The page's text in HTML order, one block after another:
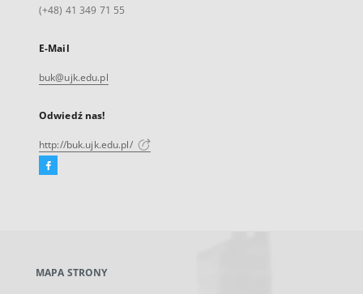
(+48) 41 349 71 55
E-Mail
buk@ujk.edu.pl
Odwiedź nas!
http://buk.ujk.edu.pl/
Facebook
karcie
MAPA STRONY